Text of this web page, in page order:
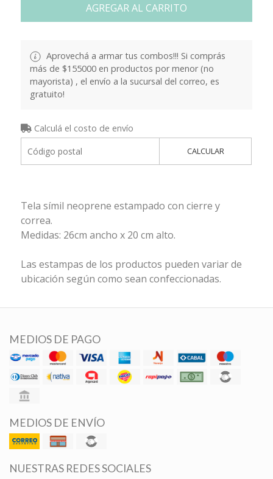
AGREGAR AL CARRITO
Aprovechá a armar tus combos!!! Si comprás
más de $155000 en productos por menor (no
mayorista) , el envío a la sucursal del correo, es
gratuito!
Calculá el costo de envío
CALCULAR
Tela símil neoprene estampado con cierre y
correa.
Medidas: 26cm ancho x 20 cm alto.
Las estampas de los productos pueden variar de
ubicación según como sean confeccionadas.
MEDIOS DE PAGO
MEDIOS DE ENVÍO
NUESTRAS REDES SOCIALES